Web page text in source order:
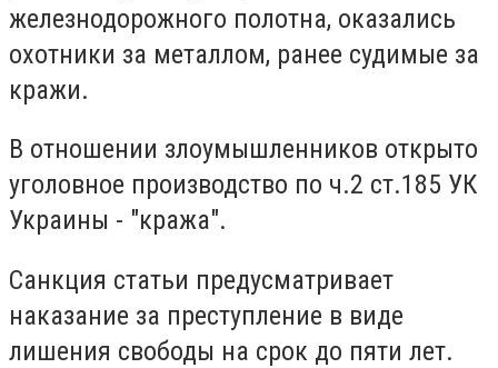
железнодорожного полотна, оказались
охотники за металлом, ранее судимые за
кражи.
В отношении злоумышленников открыто
уголовное производство по ч.2 ст.185 УК
Украины - "кража".
Санкция статьи предусматривает
наказание за преступление в виде
лишения свободы на срок до пяти лет.